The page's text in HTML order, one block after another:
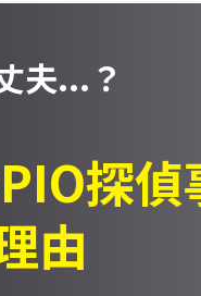
夫...？
PIO探
由